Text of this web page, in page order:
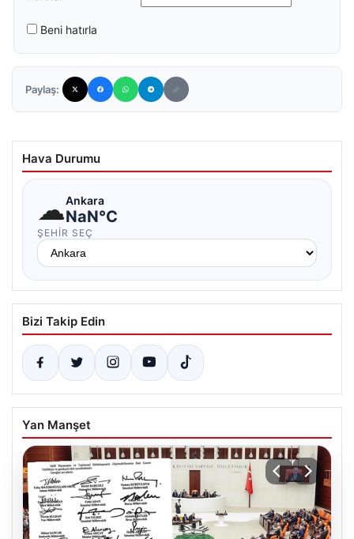
Beni hatırla
Paylaş:
Hava Durumu
☁Ankara
NaN°C
ŞEHIR SEÇ
Bizi Takip Edin
Yan Manşet